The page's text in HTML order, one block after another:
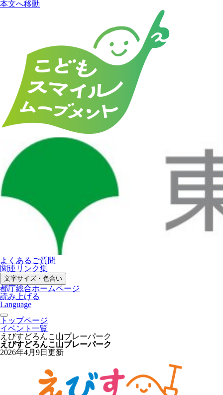
本文へ移動
よくあるご質問
関連リンク集
文字サイズ・色合い
都庁総合ホームページ
読み上げる
Language
トップページ
イベント一覧
えびすどろんこ山プレーパーク
えびすどろんこ山プレーパーク
2026年4月9日更新